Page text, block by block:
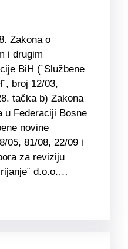
Zakona o
i drugim
BiH (¨Službene
broj 12/03,
tačka b) Zakona
u Federaciji Bosne
novine
05, 81/08, 22/09 i
za reviziju
d.o.o.…